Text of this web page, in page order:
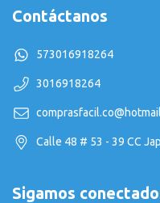
Contáctanos
573016918264
3016918264
Calle 48 # 53 - 39 CC
Sigamos